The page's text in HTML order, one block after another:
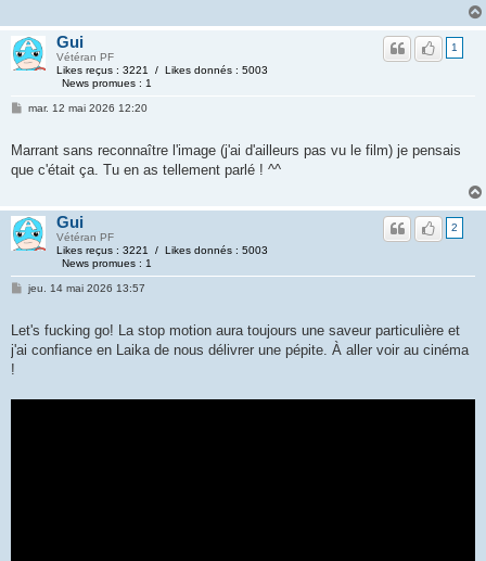
Gui
Vétéran PF
Likes reçus : 3221 / Likes donnés : 5003
News promues : 1
1
mar. 12 mai 2026 12:20
Marrant sans reconnaître l'image (j'ai d'ailleurs pas vu le film) je pensais
que c'était ça. Tu en as tellement parlé ! ^^
Gui
Vétéran PF
Likes reçus : 3221 / Likes donnés : 5003
News promues : 1
2
jeu. 14 mai 2026 13:57
Let's fucking go! La stop motion aura toujours une saveur particulière et
j'ai confiance en Laika de nous délivrer une pépite. À aller voir au cinéma
!